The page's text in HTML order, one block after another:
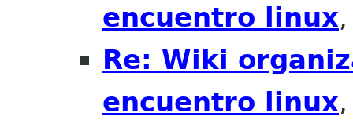
encuentro linux
Re: Wiki
encuentro linux